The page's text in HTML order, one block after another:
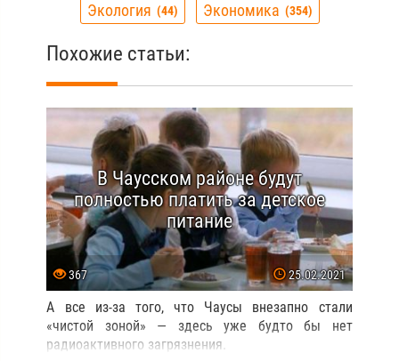
Экология 44 Экономика 354
Похожие статьи:
В Чаусском районе будут
полностью платить за детское
питание
367 25.02.2021
А все из-за того, что Чаусы внезапно стали
«чистой зоной» — здесь уже будто бы нет
радиоактивного загрязнения.